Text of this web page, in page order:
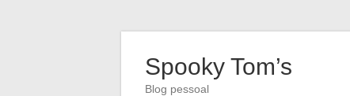
Spooky Tom’s
Blog pessoal